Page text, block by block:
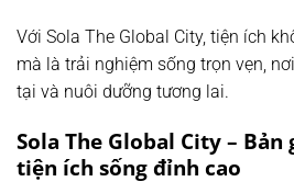
Với Sola The Global City, tiện ích
mà là trải nghiệm sống trọn vẹn,
tại và nuôi dưỡng tương lai.
Sola The Global City –
tiện ích sống đỉnh cao